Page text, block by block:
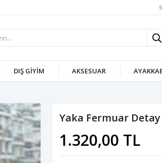
DIŞ GIYIM AKSESUAR
Yaka Fermuar
1.320,00 TL